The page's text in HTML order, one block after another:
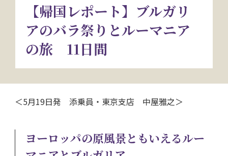
電話にてお問い合わせ
【帰国レポート】ブルガリ
アのバラ祭りとルーマニア
の旅 11日間
＜5月19日発 添乗員・東京支店 中屋雅之＞
ヨーロッパの原風景ともいえるルー